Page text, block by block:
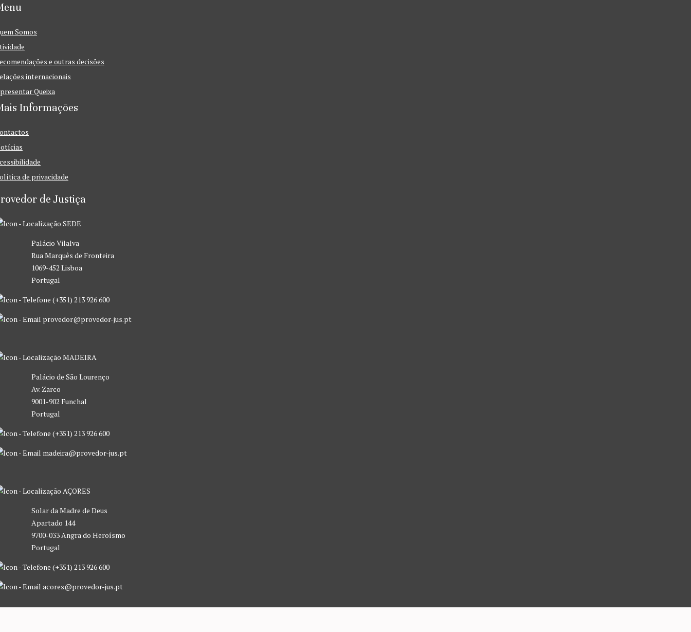
Somos
e outras decisões
internacionais
Queixa
Informações
de privacidade
de Justiça
SEDE
Palácio Vilalva
Rua Marquês de Fronteira
1069-452 Lisboa
Portugal
(+351) 213 926 600
provedor@provedor-jus.pt
MADEIRA
Palácio de São Lourenço
Av. Zarco
9001-902 Funchal
Portugal
(+351) 213 926 600
madeira@provedor-jus.pt
AÇORES
Solar da Madre de Deus
Apartado 144
9700-033 Angra do Heroísmo
Portugal
(+351) 213 926 600
acores@provedor-jus.pt